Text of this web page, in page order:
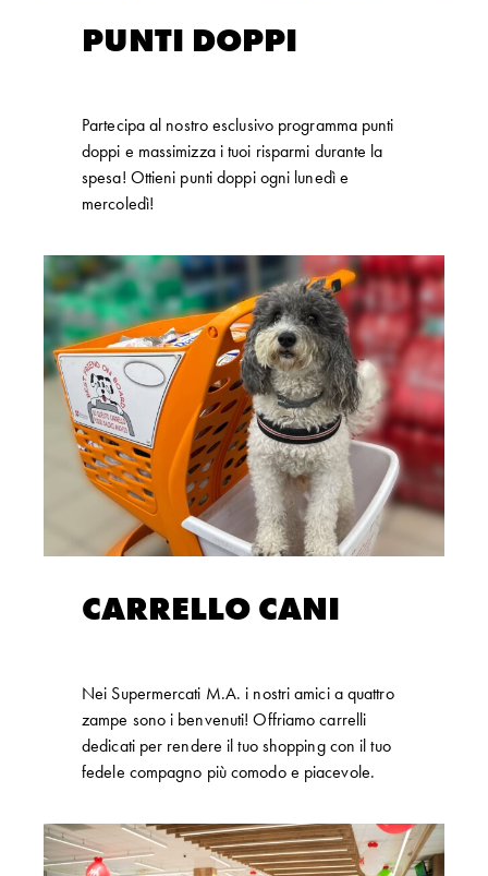
PUNTI DOPPI
Partecipa al nostro esclusivo programma punti
doppi e massimizza i tuoi risparmi durante la
spesa! Ottieni punti doppi ogni lunedì e
mercoledì!
CARRELLO CANI
Nei Supermercati M.A. i nostri amici a quattro
zampe sono i benvenuti! Offriamo carrelli
dedicati per rendere il tuo shopping con il tuo
fedele compagno più comodo e piacevole.